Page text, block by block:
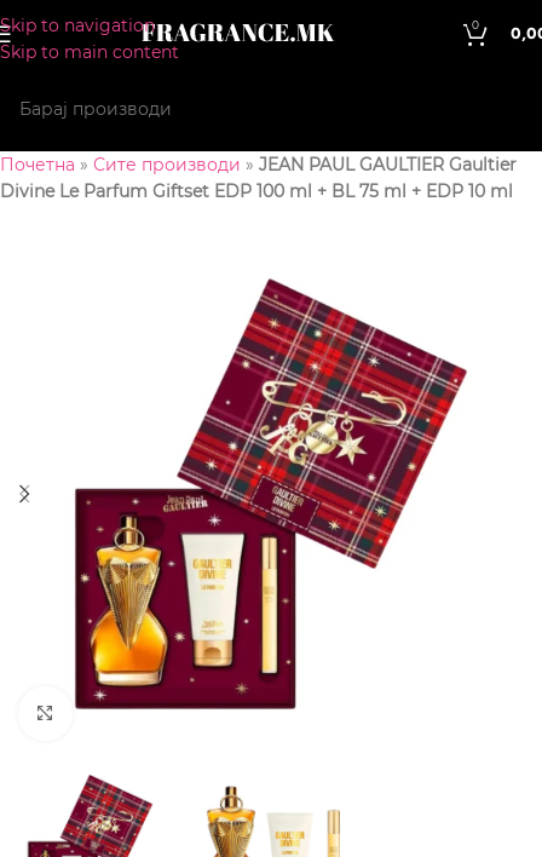
Skip to navigation
Skip to main content
0
Почетна » Сите производи » JEAN PAUL GAULTIER Gaultier
Divine Le Parfum Giftset EDP 100 ml + BL 75 ml + EDP 10 ml
CLICK TO ENLARGE